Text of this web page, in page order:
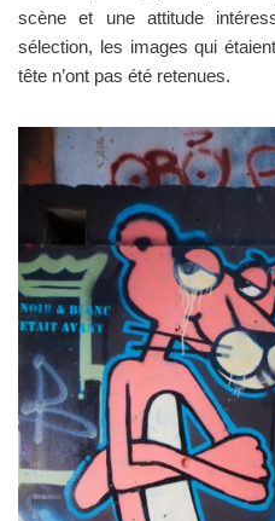
scène et une attitude
sélection, les images qui
tête n’ont pas été retenues.